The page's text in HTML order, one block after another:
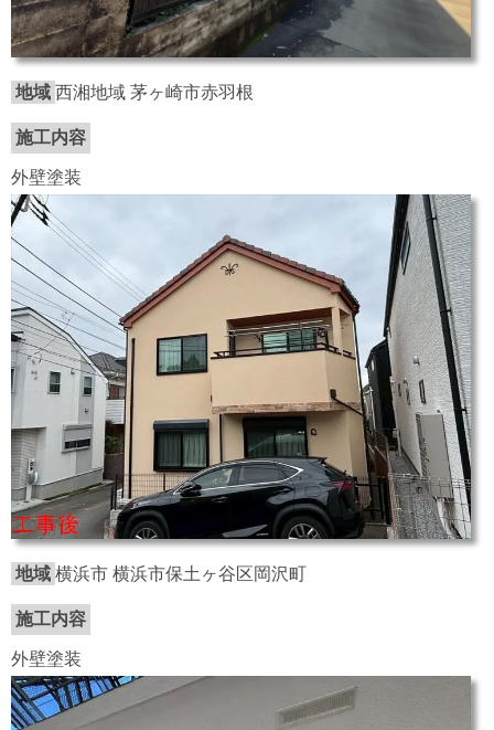
地域 西湘地域 茅ヶ崎市赤羽根
施工内容
外壁塗装
地域 横浜市 横浜市保土ヶ谷区岡沢町
施工内容
外壁塗装